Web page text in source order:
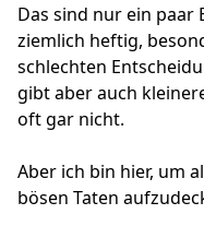
Das sind nur ein paar
ziemlich heftig,
schlechten
gibt aber auch
oft gar nicht.
Aber ich bin hier, um
bösen Taten